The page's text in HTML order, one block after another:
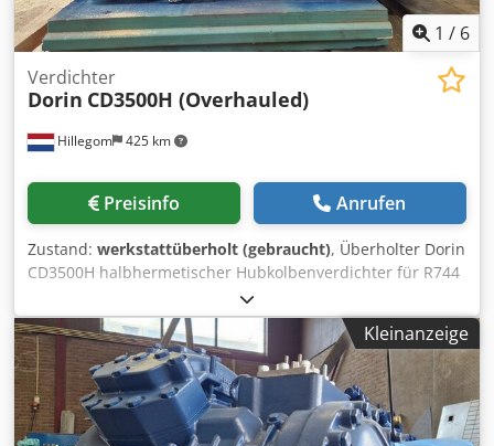
1 / 6
Hillegom 425 km
Verdichter
Dorin CD3500H (Overhauled)
Preisinfo Anrufen
Zustand: werkstattüberholt (gebraucht), Überholter Dorin
CD3500H halbhermetischer Hubkolbenverdichter für R744
(CO2). Der Kompressor hat einen Volumenstrom von 23,3
m³/h bei 50 Hz. Marke: Dorin Typ: CD3500H (überholt)
Kältemittel: CO2 Kältemitteltyp: R744 Leistung bei
-20ºC/+40ºC: 114,8 kW Leistung bei -30ºC/+40ºC: 78,7 kW
Leistung bei -40ºC/+40ºC: 51,0 kW Leistung bei -45ºC/+40ºC:
39,9 kW Schauglas m³/h: 23,3 m³/h bei 50 Hz Gewicht: 187
kg Djdpfxoycwddj Apvjkr
Kleinanzeige